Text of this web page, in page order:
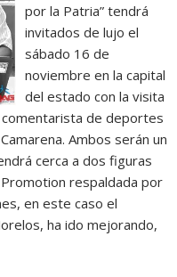
por la Patria” tendrá
invitados de lujo el
sábado 16 de
noviembre en la capital
del estado con la visita
comentarista de deportes
Ambos serán un
cerca a dos figuras
respaldada por
en este caso el
ha ido mejorando,